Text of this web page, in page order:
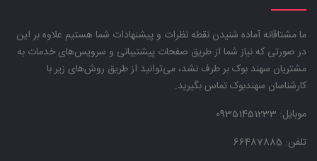
ما مشتاقانه آماده شنیدن نقطه نظرات و پیشنهادات شما هستیم علاوه بر این
در صورتی که نیاز شما از طریق صفحات پیشتیبانی و سرویس‌های خدمات به
مشتریان سهند بوک بر طرف نشد، می‌توانید از طریق روش‌های زیر با
کارشناسان سهندبوک تماس بگیرید.
موبایل:
تلفن: 66487885